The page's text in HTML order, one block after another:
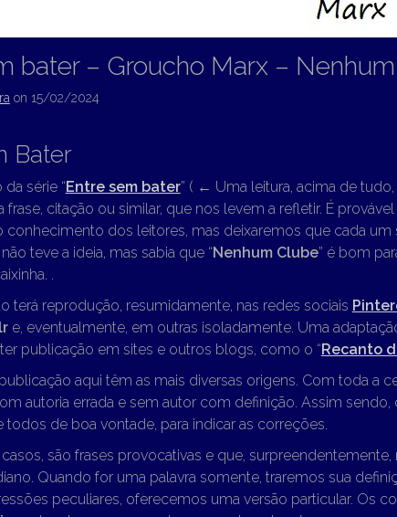
bater – Groucho Marx –
on 15/02/2024
Bater
série “Entre sem bater” ( ← Uma leitura, acima de tudo,
frase, citação ou similar, que nos levem a refletir. É
conhecimento dos leitores, mas deixaremos que cada um
teve a ideia, mas sabia que “Nenhum Clube” é bom
.
terá reprodução, resumidamente, nas redes sociais
e, eventualmente, em outras isoladamente. Uma
publicação em sites e outros blogs, como o “Recanto
aqui têm as mais diversas origens. Com toda a
autoria errada e sem autor com definição. Assim
todos de boa vontade, para indicar as correções.
são frases provocativas e que,
Quando for uma palavra somente, traremos sua
peculiares, oferecemos uma versão particular. Os